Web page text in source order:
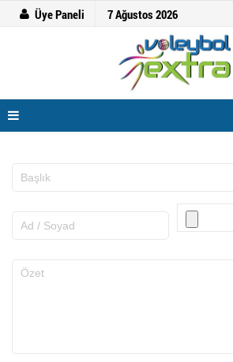
Üye Paneli 7 Ağustos 2026